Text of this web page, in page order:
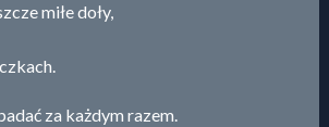
miłe doły,
za każdym razem.